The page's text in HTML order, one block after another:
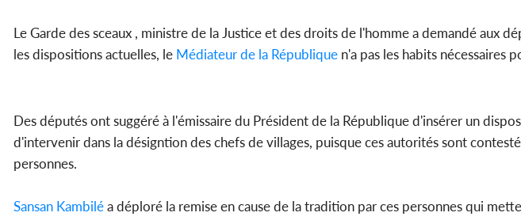
Le Garde des sceaux , ministre de la Justice et des droits de l'homme a demandé aux
les dispositions actuelles, le Médiateur de la République n'a pas les habits nécessaires
Des députés ont suggéré à l'émissaire du Président de la République d'insérer un
d'intervenir dans la désigntion des chefs de villages, puisque ces autorités sont
personnes.
Sansan Kambiléa déploré la remise en cause de la tradition par ces personnes qui